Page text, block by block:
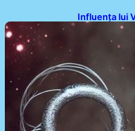
Influența lui
pentru Tauri